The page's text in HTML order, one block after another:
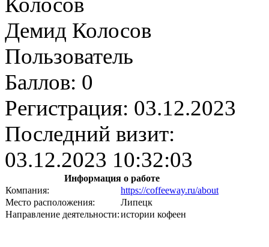
Демид Колосов
Пользователь
Баллов: 0
Регистрация: 03.12.2023
Последний визит:
03.12.2023 10:32:03
Информация о работе
Компания:
https://coffeeway.ru/about
Место расположения:
Липецк
Направление деятельности:истории кофеен